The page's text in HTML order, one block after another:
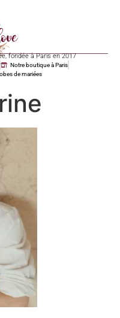
fondée à Paris en 2017
Notre boutique à Paris
de mariées